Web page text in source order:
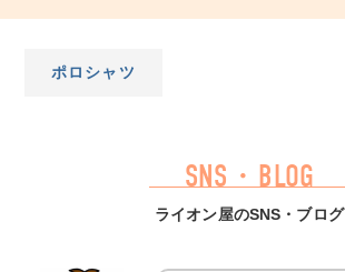
ポロシャツ
SNS・BLOG
ライオン屋のSNS・ブログ